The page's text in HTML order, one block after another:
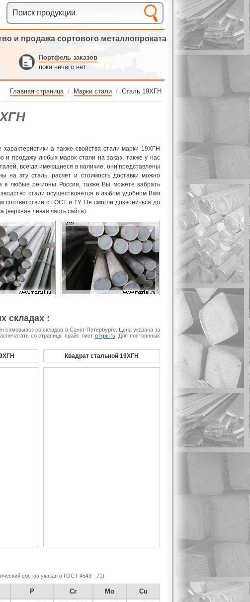
и продажа сортового металлопроката
Портфель заказов
пока ничего нет
Главная страница / Марки стали / Сталь 19ХГН
а также свойства стали марки 19ХГН
и продажу любыхмарок стали на заказ, также у нас
всегда имеющиеся в наличие, они представлены
на эту сталь, расчёт и стоимость доставки можно
в любые регионы России, также Вы можете забрать
стали осуществляется в любом удобном Вам
соответствии с ГОСТ и ТУ. Не смогли дозвониться до
(верхняя левая часть сайта).
складах :
самовывоз со складов в Санкт-Петербурге. Цена указана за
со страницы прайс лист открыть. Для постоянных
Квадрат стальной 19ХГН
состав указан в ГОСТ 4543 - 71)
P Cr Mo Cu